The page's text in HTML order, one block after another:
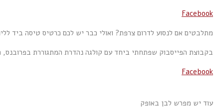
Facebook
מתלבטים אם לנסוע לדרום צרפת? ואולי כבר יש לכם כרטיס טיסה ביד
בקבוצת הפייסבוק שפתחתי ביחד עם קולגה נהדרת המתגוררת בפרובנס,
Facebook
עוד יש מפרש לבן באופק